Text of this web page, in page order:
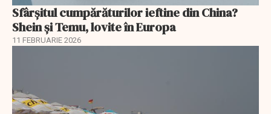
Sfârșitul cumpărăturilor ieftine din China?
Shein și Temu, lovite în Europa
11 FEBRUARIE 2026